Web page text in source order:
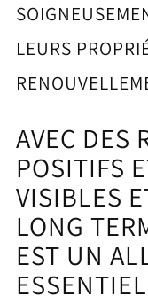
LEURS
AVEC DES
POSITIFS
VISIBLES
LONG
EST UN